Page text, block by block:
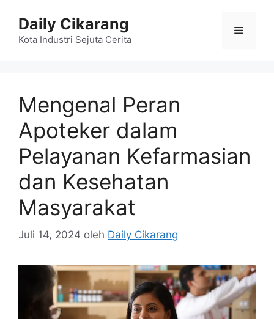
Daily Cikarang
Kota Industri Sejuta Cerita
Menu
Mengenal Peran
Apoteker dalam
Pelayanan Kefarmasian
dan Kesehatan
Masyarakat
Juli 14, 2024 oleh Daily Cikarang